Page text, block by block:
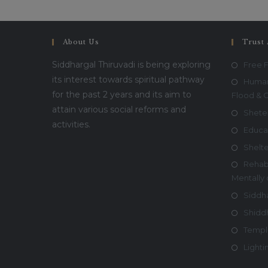
About Us
Siddhargal Thiruvadi is being exploring
its interest towards spiritual pathway
for the past 2 years and its aim to
attain various social reforms and
activities.
Trust
Free
Flood &
Mentally